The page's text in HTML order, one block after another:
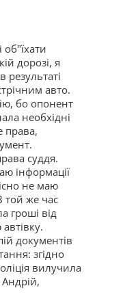
дорозі, я
результаті
авто.
бо опонент
необхідні
права,
суддя.
інформації
не маю
той же час
гроші від
документів
згідно
вилучила